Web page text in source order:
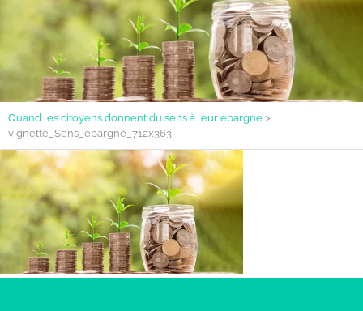
Quand les citoyens donnent du sens à leur épargne >
vignette_Sens_epargne_712x363